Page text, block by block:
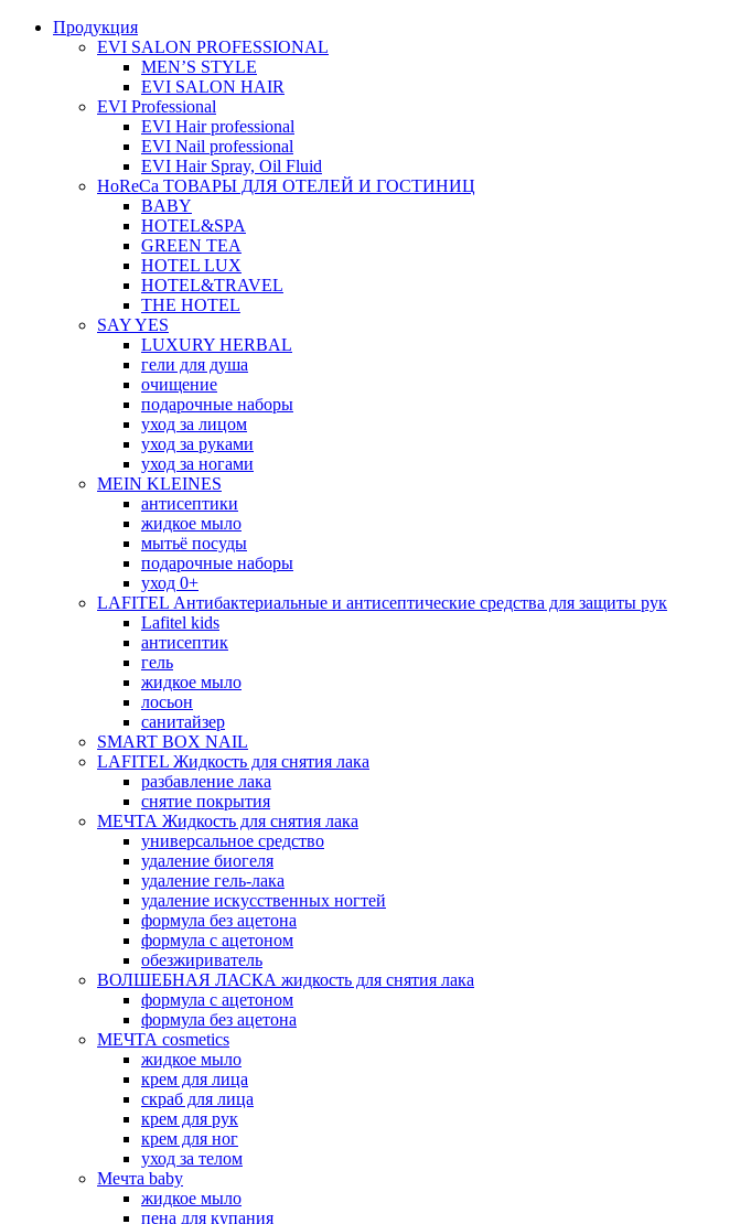
Продукция
EVI SALON PROFESSIONAL
MEN’S STYLE
EVI SALON HAIR
EVI Professional
EVI Hair professional
EVI Nail professional
EVI Hair Spray, Oil Fluid
HoReCa ТОВАРЫ ДЛЯ ОТЕЛЕЙ И ГОСТИНИЦ
BABY
HOTEL&SPA
GREEN TEA
HOTEL LUX
HOTEL&TRAVEL
THE HOTEL
SAY YES
LUXURY HERBAL
гели для душа
очищение
подарочные наборы
уход за лицом
уход за руками
уход за ногами
MEIN KLEINES
антисептики
жидкое мыло
мытьё посуды
подарочные наборы
уход 0+
LAFITEL Антибактериальные и антисептические средства для защиты рук
Lafitel kids
антисептик
гель
жидкое мыло
лосьон
санитайзер
SMART BOX NAIL
LAFITEL Жидкость для снятия лака
разбавление лака
снятие покрытия
МЕЧТА Жидкость для снятия лака
универсальное средство
удаление биогеля
удаление гель-лака
удаление искусственных ногтей
формула без ацетона
формула с ацетоном
обезжириватель
ВОЛШЕБНАЯ ЛАСКА жидкость для снятия лака
формула с ацетоном
формула без ацетона
МЕЧТА cosmetics
жидкое мыло
крем для лица
скраб для лица
крем для рук
крем для ног
уход за телом
Мечта baby
жидкое мыло
пена для купания